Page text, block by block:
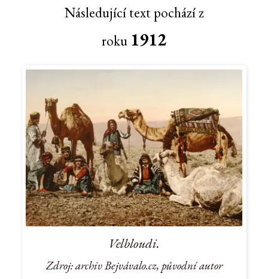
Následující text pochází z
roku 1912
Velbloudi.
Zdroj: archiv Bejvávalo.cz, původní autor